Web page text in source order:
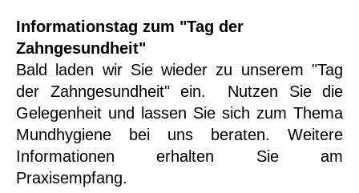
Informationstag zum "Tag der
Zahngesundheit"
Bald laden wir Sie wieder zu unserem "Tag
der Zahngesundheit" ein. Nutzen Sie die
Gelegenheit und lassen Sie sich zum Thema
Mundhygiene bei uns beraten. Weitere
Informationen erhalten Sie am
Praxisempfang.